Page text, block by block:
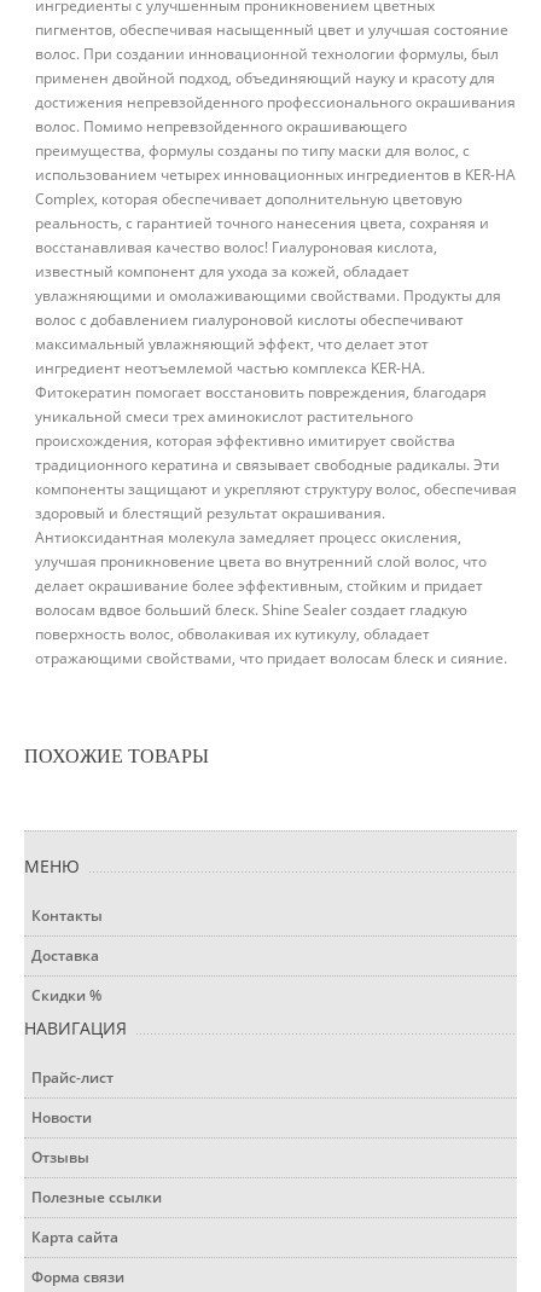
ингредиенты с улучшенным проникновением цветных
пигментов, обеспечивая насыщенный цвет и улучшая состояние
волос. При создании инновационной технологии формулы, был
применен двойной подход, объединяющий науку и красоту для
достижения непревзойденного профессионального окрашивания
волос. Помимо непревзойденного окрашивающего
преимущества, формулы созданы по типу маски для волос, с
использованием четырех инновационных ингредиентов в KER-HA
Complex, которая обеспечивает дополнительную цветовую
реальность, с гарантией точного нанесения цвета, сохраняя и
восстанавливая качество волос! Гиалуроновая кислота,
известный компонент для ухода за кожей, обладает
увлажняющими и омолаживающими свойствами. Продукты для
волос с добавлением гиалуроновой кислоты обеспечивают
максимальный увлажняющий эффект, что делает этот
ингредиент неотъемлемой частью комплекса KER-HA.
Фитокератин помогает восстановить повреждения, благодаря
уникальной смеси трех аминокислот растительного
происхождения, которая эффективно имитирует свойства
традиционного кератина и связывает свободные радикалы. Эти
компоненты защищают и укрепляют структуру волос, обеспечивая
здоровый и блестящий результат окрашивания.
Антиоксидантная молекула замедляет процесс окисления,
улучшая проникновение цвета во внутренний слой волос, что
делает окрашивание более эффективным, стойким и придает
волосам вдвое больший блеск. Shine Sealer создает гладкую
поверхность волос, обволакивая их кутикулу, обладает
отражающими свойствами, что придает волосам блеск и сияние.
ПОХОЖИЕ ТОВАРЫ
МЕНЮ
Контакты
Доставка
Скидки %
НАВИГАЦИЯ
Прайс-лист
Новости
Отзывы
Полезные ссылки
Карта сайта
Форма связи